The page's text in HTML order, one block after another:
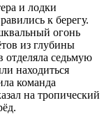
и лодки
к берегу.
огонь
из глубины
отделяла седьмую
находиться
команда
на тропический